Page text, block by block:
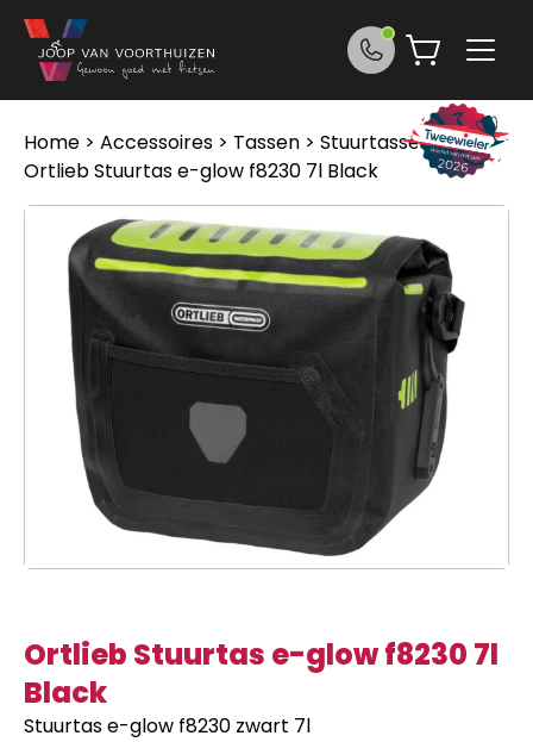
Ga naar de inhoud
Home > Accessoires > Tassen > Stuurtassen>
Ortlieb Stuurtas e-glow f8230 7l Black
Ortlieb Stuurtas e-glow f8230 7l
Black
Stuurtas e-glow f8230 zwart 7l